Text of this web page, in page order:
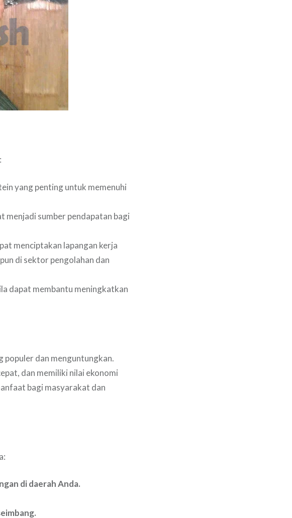
yang penting untuk memenuhi
menjadi sumber pendapatan bagi
menciptakan lapangan kerja
di sektor pengolahan dan
dapat membantu meningkatkan
populer dan menguntungkan.
dan memiliki nilai ekonomi
bagi masyarakat dan
di daerah Anda.